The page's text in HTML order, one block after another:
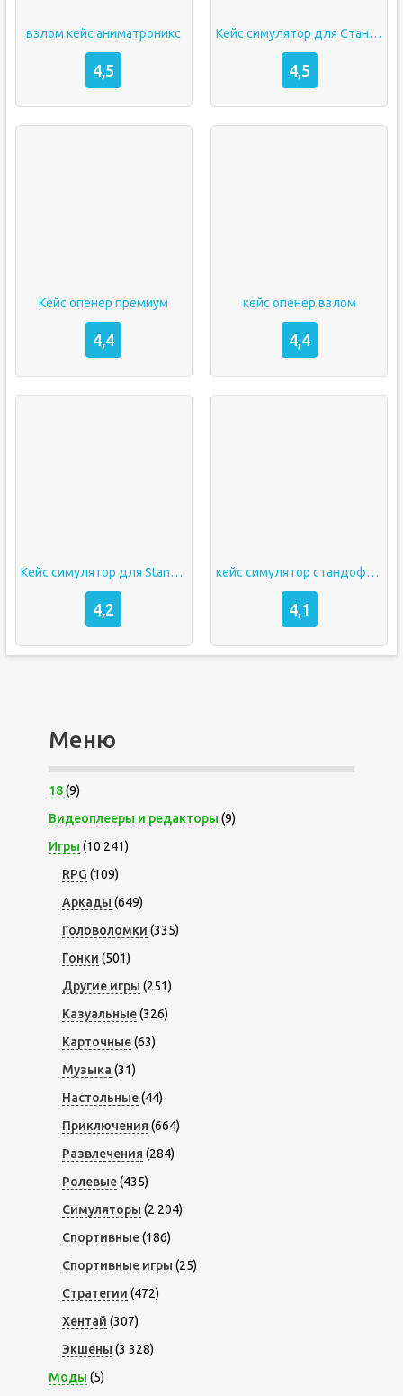
взлом кейс аниматроникс
4,5
Кейс симулятор для Стандофф 2
4,5
Кейс опенер премиум
4,4
кейс опенер взлом
4,4
Кейс симулятор для Standoff 2 [Много денег]
4,2
кейс симулятор стандофф мод много голды
4,1
Меню
18(9)
Видеоплееры и редакторы (9)
Игры (10 241)
RPG (109)
Аркады (649)
Головоломки (335)
Гонки (501)
Другие игры (251)
Казуальные(326)
Карточные(63)
Музыка (31)
Настольные(44)
Приключения (664)
Развлечения (284)
Ролевые(435)
Симуляторы (2 204)
Спортивные(186)
Спортивные игры (25)
Стратегии (472)
Хентай (307)
Экшены (3 328)
Моды (5)